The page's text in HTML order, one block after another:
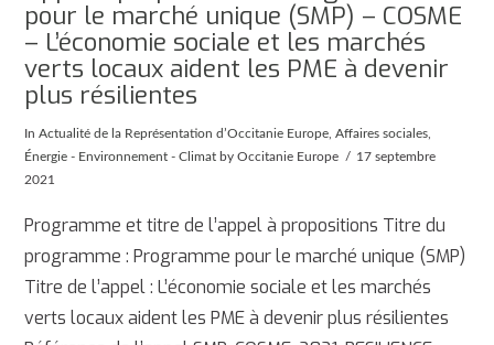
pour le marché unique (SMP) – COSME
– L’économie sociale et les marchés
verts locaux aident les PME à devenir
plus résilientes
InActualité de la Représentation d’Occitanie Europe ,Affaires sociales
Énergie - Environnement - Climat by Occitanie Europe
17 septembre
2021
Programme et titre de l’appel à propositions Titre du
programme : Programme pour le marché unique (SMP)
Titre de l’appel : L’économie sociale et les marchés
verts locaux aident les PME à devenir plus résilientes